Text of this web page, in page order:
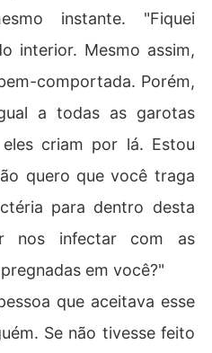
instante. "Fiquei
interior. Mesmo assim,
comportada. Porém,
a todas as garotas
criam por lá. Estou
quero que você traga
para dentro desta
nos infectar com as
em você?"
que aceitava esse
Se não tivesse feito